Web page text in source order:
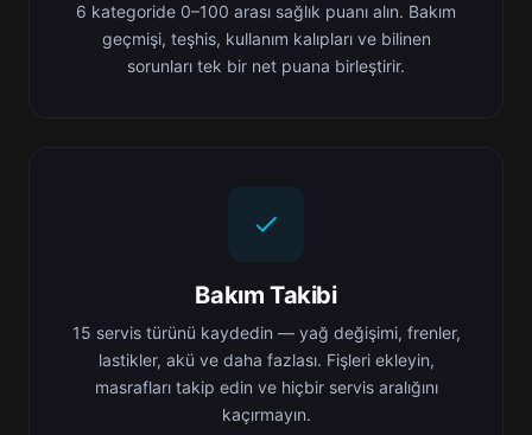
6 kategoride 0–100 arası sağlık puanı alın. Bakım
geçmişi, teşhis, kullanım kalıpları ve bilinen
sorunları tek bir net puana birleştirir.
Bakım Takibi
15 servis türünü kaydedin — yağ değişimi, frenler,
lastikler, akü ve daha fazlası. Fişleri ekleyin,
masrafları takip edin ve hiçbir servis aralığını
kaçırmayın.